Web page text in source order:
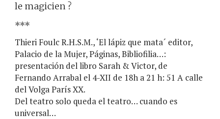
le magicien ?
***
Thieri Foulc R.H.S.M., ‘El lápiz que mata´ editor,
Palacio de la Mujer, Páginas, Bibliofilia…:
presentación del libro Sarah & Victor, de
Fernando Arrabal el 4-XII de 18h a 21 h: 51 A calle
del Volga París XX.
Del teatro solo queda el teatro… cuando es
universal…